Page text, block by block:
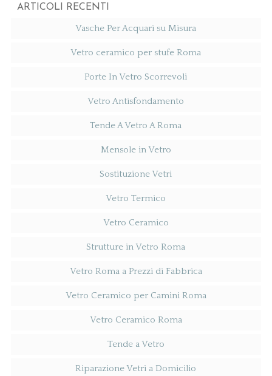
ARTICOLI RECENTI
Vasche Per Acquari su Misura
Vetro ceramico per stufe Roma
Porte In Vetro Scorrevoli
Vetro Antisfondamento
Tende A Vetro A Roma
Mensole in Vetro
Sostituzione Vetri
Vetro Termico
Vetro Ceramico
Strutture in Vetro Roma
Vetro Roma a Prezzi di Fabbrica
Vetro Ceramico per Camini Roma
Vetro Ceramico Roma
Tende a Vetro
Riparazione Vetri a Domicilio